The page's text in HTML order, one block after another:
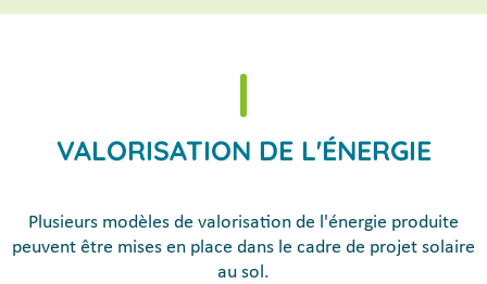
VALORISATION DE L'ÉNERGIE
Plusieurs modèles de valorisation de l'énergie produite
peuvent être mises en place dans le cadre de projet solaire
au sol.